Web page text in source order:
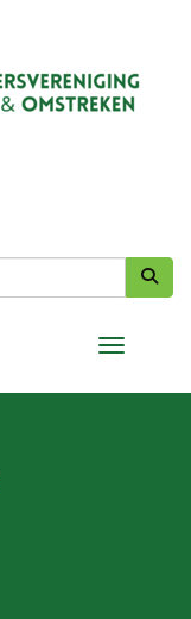
Toggle